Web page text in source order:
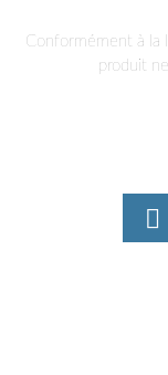
Conformément à la
produit
